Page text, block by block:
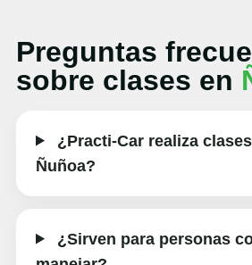
Preguntas
sobre clases en
¿Practi-Car realiza
Ñuñoa?
¿Sirven para personas